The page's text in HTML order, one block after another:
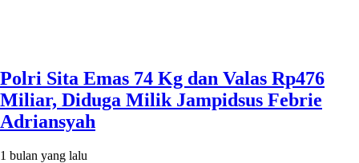
Polri Sita Emas 74 Kg dan Valas Rp476
Miliar, Diduga Milik Jampidsus Febrie
Adriansyah
1 bulan yang lalu